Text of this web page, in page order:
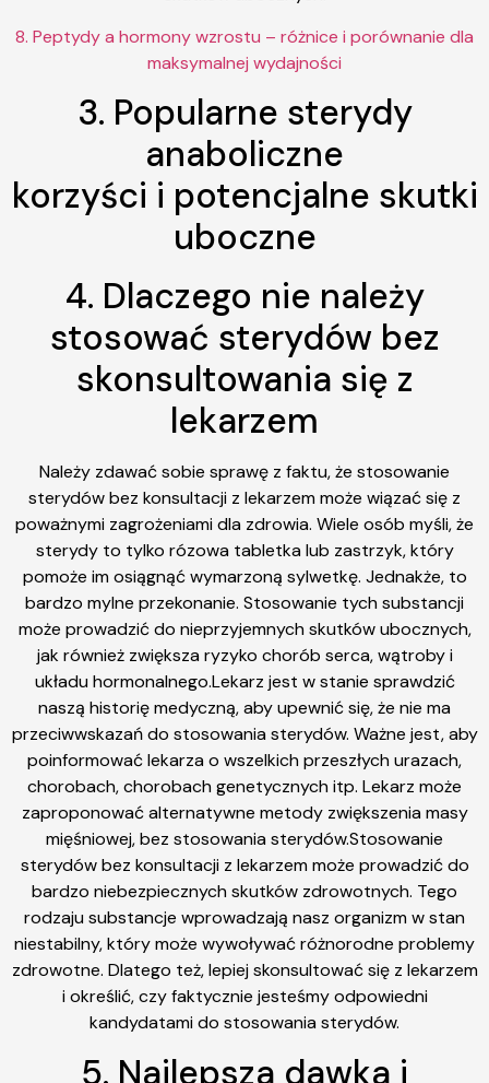
8. Peptydy a hormony wzrostu – różnice i porównanie dla
maksymalnej wydajności
3. Popularne sterydy
anaboliczne
korzyści i potencjalne skutki
uboczne
4. Dlaczego nie należy
stosować sterydów bez
skonsultowania się z
lekarzem
Należy zdawać sobie sprawę z faktu, że stosowanie
sterydów bez konsultacji z lekarzem może wiązać się z
poważnymi zagrożeniami dla zdrowia. Wiele osób myśli, że
sterydy to tylko rózowa tabletka lub zastrzyk, który
pomoże im osiągnąć wymarzoną sylwetkę. Jednakże, to
bardzo mylne przekonanie. Stosowanie tych substancji
może prowadzić do nieprzyjemnych skutków ubocznych,
jak również zwiększa ryzyko chorób serca, wątroby i
układu hormonalnego.Lekarz jest w stanie sprawdzić
naszą historię medyczną, aby upewnić się, że nie ma
przeciwwskazań do stosowania sterydów. Ważne jest, aby
poinformować lekarza o wszelkich przeszłych urazach,
chorobach, chorobach genetycznych itp. Lekarz może
zaproponować alternatywne metody zwiększenia masy
mięśniowej, bez stosowania sterydów.Stosowanie
sterydów bez konsultacji z lekarzem może prowadzić do
bardzo niebezpiecznych skutków zdrowotnych. Tego
rodzaju substancje wprowadzają nasz organizm w stan
niestabilny, który może wywoływać różnorodne problemy
zdrowotne. Dlatego też, lepiej skonsultować się z lekarzem
i określić, czy faktycznie jesteśmy odpowiedni
kandydatami do stosowania sterydów.
5. Najlepsza dawka i